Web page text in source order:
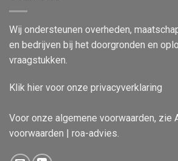
Wij ondersteunen overheden,
en bedrijven bij het doorgronden en
vraagstukken.
Klik hier voor onze privacyverklaring
Voor onze algemene voorwaarden, zie
voorwaarden | roa-advies.